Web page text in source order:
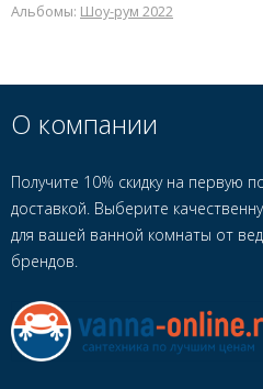
Альбомы: Шоу-рум 2022
О компании
Получите 10% скидку на первую
доставкой. Выберите
для вашей ванной комнаты от
брендов.